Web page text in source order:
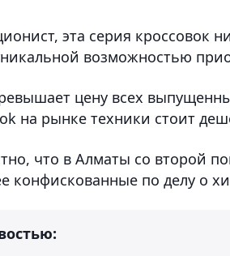
эта серия кроссовок
возможностью
цену всех
на рынке техники стоит
что в Алматы со второй
конфискованные по делу о